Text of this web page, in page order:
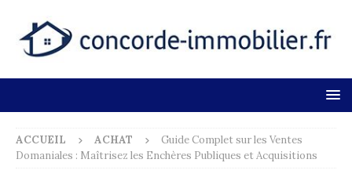
ACCUEIL ACHAT
Guide Complet sur les Ventes
Domaniales : Maîtrisez les Enchères Publiques et Acquisitions